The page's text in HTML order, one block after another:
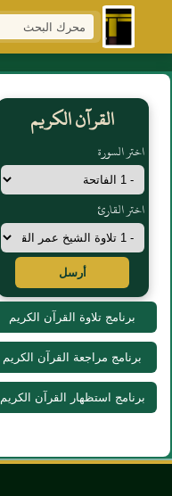
القرآن الكريم
اختر السورة
اختر القارئ
أرسل
برنامج تلاوة القرآن الكريم
برنامج مراجعة القرآن الكريم
برنامج استظهار القرآن الكريم